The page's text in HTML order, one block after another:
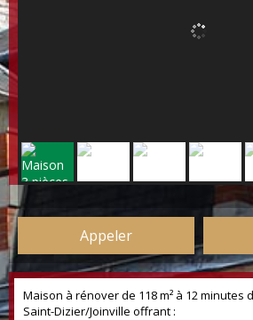
Appeler
Maison à rénover de 118 m² à 12 minutes
Saint-Dizier/Joinville offrant :